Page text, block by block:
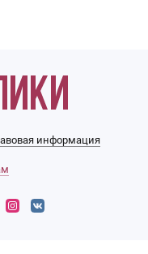
информация